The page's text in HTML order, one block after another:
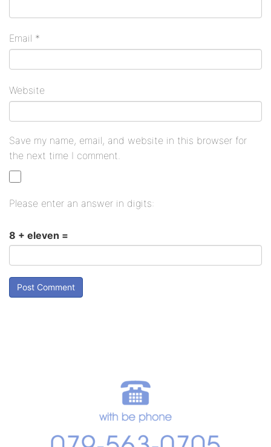
Email *
Website
Save my name, email, and website in this browser for
the next time I comment.
Please enter an answer in digits:
8 + eleven =